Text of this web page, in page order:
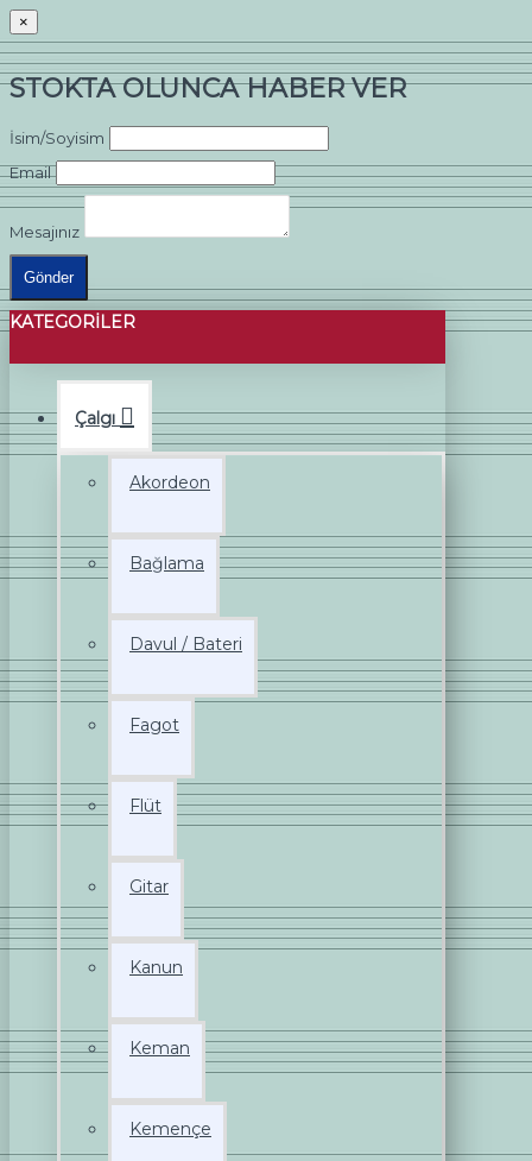
×
STOKTA OLUNCA HABER VER
İsim/Soyisim
Email
Mesajınız
Gönder
KATEGORILER
Çalgı
Akordeon
Bağlama
Davul / Bateri
Fagot
Flüt
Gitar
Kanun
Keman
Kemençe